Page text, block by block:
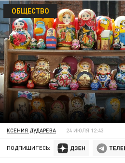
ОБЩЕСТВО
КСЕНИЯ ДУДАРЕВА 24 ИЮЛЯ 12:43
ПОДПИШИТЕСЬ: